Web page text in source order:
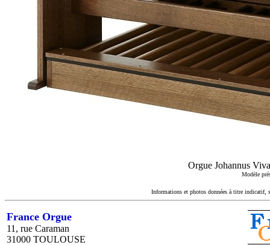
Orgue Johannus
Modèle
Informations et photos données à titre indicatif,
France Orgue
11, rue Caraman
31000 TOULOUSE